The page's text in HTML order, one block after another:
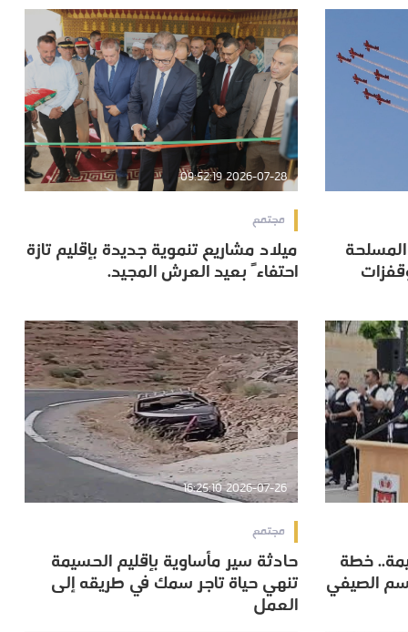
2026-07-28 09:52:19
مجتمع
ميلاد مشاريع تنموية جديدة بإقليم تازة
احتفاءً بعيد العرش المجيد.
ميلاد مشاريع تنموية جديدة بإقليم تازة
احتفاءً بعيد العرش المجيد.
خطة
الصيفي
خطة
الصيفي
2026-07-26 16:25:10
مجتمع
حادثة سير مأساوية بإقليم الحسيمة
تنهي حياة تاجر سمك في طريقه إلى
العمل
حادثة سير مأساوية بإقليم الحسيمة
تنهي حياة تاجر سمك في طريقه إلى
العمل